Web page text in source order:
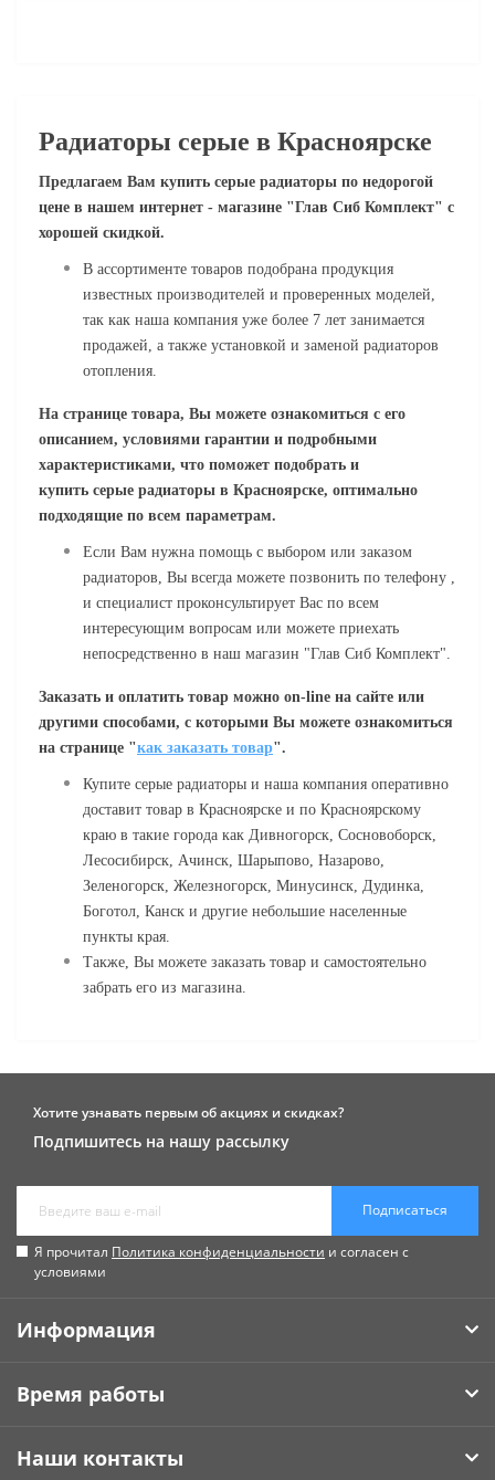
Радиаторы серые в Красноярске
Предлагаем Вам купить серые радиаторы по недорогой
цене в нашем интернет - магазине "Глав Сиб Комплект" с
хорошей скидкой.
В ассортименте товаров подобрана продукция
известных производителей и проверенных моделей,
так как наша компания уже более 7 лет занимается
продажей, а также установкой и заменой радиаторов
отопления.
На странице товара, Вы можете ознакомиться с его
описанием, условиями гарантии и подробными
характеристиками, что поможет подобрать и
купить серые радиаторы в Красноярске, оптимально
подходящие по всем параметрам.
Если Вам нужна помощь с выбором или заказом
радиаторов, Вы всегда можете позвонить по телефону ,
и специалист проконсультирует Вас по всем
интересующим вопросам или можете приехать
непосредственно в наш магазин "Глав Сиб Комплект".
Заказать и оплатить товар можно on-line на сайте или
другими способами, с которыми Вы можете ознакомиться
на странице "как заказать товар".
Купите серые радиаторы и наша компания оперативно
доставит товар в Красноярске и по Красноярскому
краю в такие города как Дивногорск, Сосновоборск,
Лесосибирск, Ачинск, Шарыпово, Назарово,
Зеленогорск, Железногорск, Минусинск, Дудинка,
Боготол, Канск и другие небольшие населенные
пункты края.
Также, Вы можете заказать товар и самостоятельно
забрать его из магазина.
Хотите узнавать первым об акциях и скидках?
Подпишитесь на нашу рассылку
Подписаться
Я прочитал Политика конфиденциальности и согласен с
условиями
Информация
Время работы
Наши контакты